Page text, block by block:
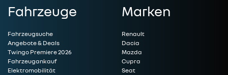
Fahrzeuge
Fahrzeugsuche
Angebote & Deals
Twingo Premiere 2026
Fahrzeugankauf
Elektromobilität
Marken
Renault
Dacia
Mazda
Cupra
Seat